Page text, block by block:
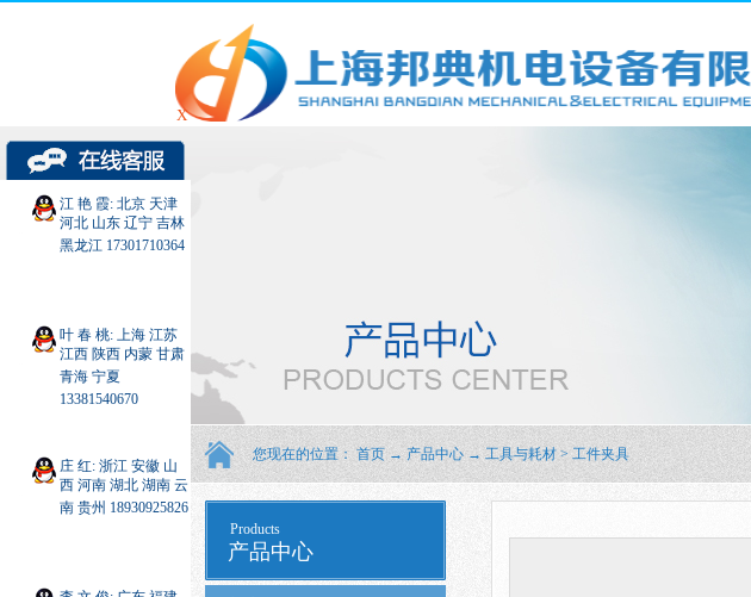
您现在的位置： 首页 → 产品中心 → 工具与耗材 >工件夹具
产品中心
Products
X
江 艳 霞: 北京 天津
河北 山东 辽宁 吉林
黑龙江 17301710364
叶 春 桃: 上海 江苏
江西 陕西 内蒙 甘肃
青海 宁夏
13381540670
庄 红: 浙江 安徽 山
西 河南 湖北 湖南 云
南 贵州 18930925826